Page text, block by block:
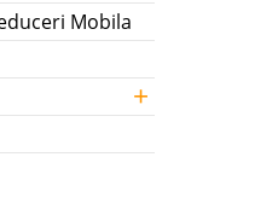
Mobila
+